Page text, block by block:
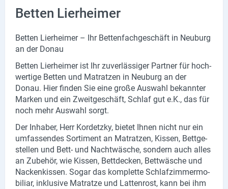
Betten Lierheimer
Bet­ten Lier­hei­mer – Ihr Bet­ten­fach­ge­schäft in Neu­burg
an der Donau
Bet­ten Lier­hei­mer ist Ihr zu­ver­läs­si­ger Part­ner für hoch­
wer­ti­ge Bet­ten und Ma­trat­zen in Neu­burg an der
Donau. Hier fin­den Sie eine große Aus­wahl be­kann­ter
Mar­ken und ein Zweit­ge­schäft, Schlaf gut e.K., das für
noch mehr Aus­wahl sorgt.
Der In­ha­ber, Herr Kor­detz­ky, bie­tet Ihnen nicht nur ein
um­fas­sen­des Sor­ti­ment an Ma­trat­zen, Kis­sen, Bett­ge­
stel­len und Bett- und Nacht­wä­sche, son­dern auch alles
an Zu­be­hör, wie Kis­sen, Bett­de­cken, Bett­wä­sche und
Na­cken­kis­sen. Sogar das kom­plet­te Schlaf­zim­mer­mo­
bi­li­ar, in­klu­si­ve Ma­trat­ze und Lat­ten­rost, kann bei ihm